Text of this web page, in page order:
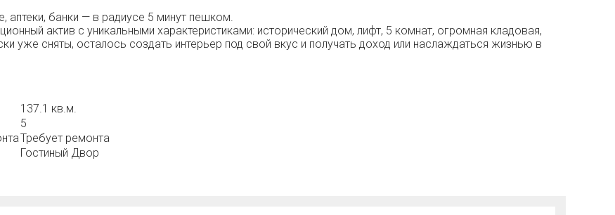
аптеки, банки — в радиусе 5 минут пешком.
актив с уникальными характеристиками: исторический дом, лифт, 5 комнат, огромная кладовая,
уже сняты, осталось создать интерьер под свой вкус и получать доход или наслаждаться жизнью в
137.1 кв.м.
5
Требует ремонта
Гостиный Двор